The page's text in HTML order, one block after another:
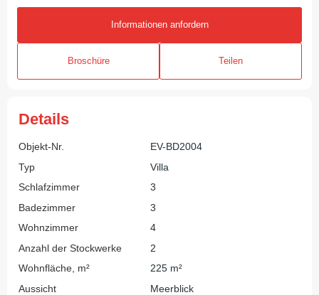
Informationen anfordern
Broschüre Teilen
Details
Objekt-Nr.
EV-BD2004
Typ
Villa
Schlafzimmer
3
Badezimmer
3
Wohnzimmer
4
Anzahl der Stockwerke
2
Wohnfläche, m²
225 m²
Aussicht
Meerblick